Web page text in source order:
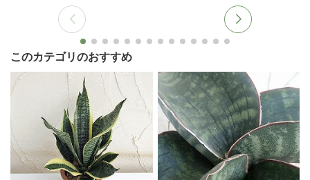
このカテゴリのおすすめ